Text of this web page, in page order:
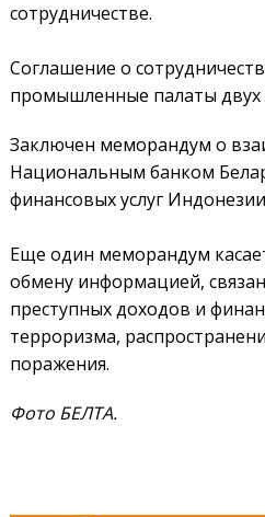
сотрудничестве.
Соглашение о
промышленные палаты двух
Заключен меморандум о
Национальным банком
финансовых услуг
Еще один меморандум
обмену информацией,
преступных доходов и
терроризма,
поражения.
Фото БЕЛТА.